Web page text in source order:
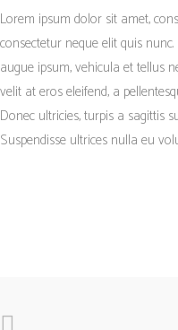
Lorem ipsum dolor sit amet,
consectetur neque elit quis
augue ipsum, vehicula et tellus
velit at eros eleifend, a
Donec ultricies, turpis a sagittis
Suspendisse ultrices nulla eu